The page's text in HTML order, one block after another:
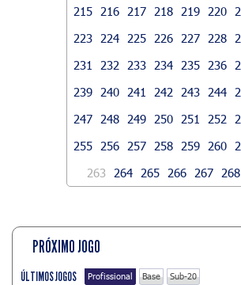
215
216 217 218 219 220
223
224 225 226 227 228
231
232 233 234 235 236
239
240 241 242 243 244
247
248 249 250 251 252
255
256 257 258 259 260
263
264 265 266 267 268
PRÓXIMO JOGO
ÚLTIMOS JOGOS Profissional Base Sub-20